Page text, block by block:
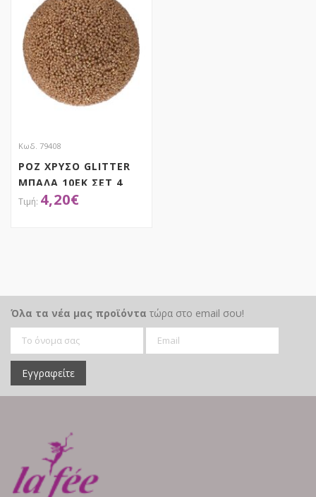
Κωδ. 79408
ΡΟΖ ΧΡΥΣΟ GLITTER
ΜΠΑΛΑ 10ΕΚ ΣΕΤ 4
4,20€
Όλα τα νέα μας προϊόντα τώρα στο email σου!
Εγγραφείτε